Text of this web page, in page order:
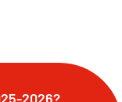
2026?